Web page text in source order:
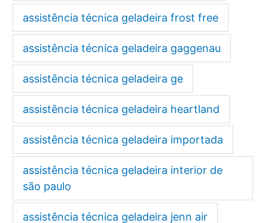
assistência técnica geladeira frost free
assistência técnica geladeira gaggenau
assistência técnica geladeira ge
assistência técnica geladeira heartland
assistência técnica geladeira importada
assistência técnica geladeira interior de
são paulo
assistência técnica geladeira jenn air